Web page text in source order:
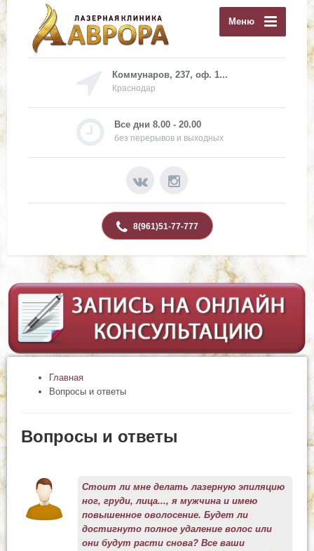
Меню
Коммунаров, 237, оф. 1...
Краснодар
Все дни 8.00 - 20.00
без перерывов и выходных
8(961)51-77-777
Главная
Вопросы и ответы
Вопросы и ответы
Cтоит ли мне делать лазерную эпиляцию
ног, груди, лица..., я мужчина и имею
повышенное оволосение. Будет ли
достигнуто полное удаление волос или
они будут расти снова? Все ваши